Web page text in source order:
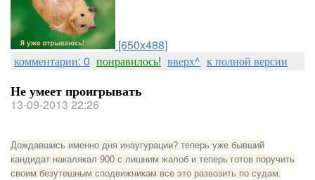
[650x488]
комментарии: 0 понравилось! вверх^ к полной версии
Не умеет проигрывать
13-09-2013 22:26
Дождавшись именно дня инаугурации? теперь уже бывший
кандидат накалякал 900 с лишним жалоб и теперь готов поручить
своим безутешным сподвижникам все это развозить по судам.